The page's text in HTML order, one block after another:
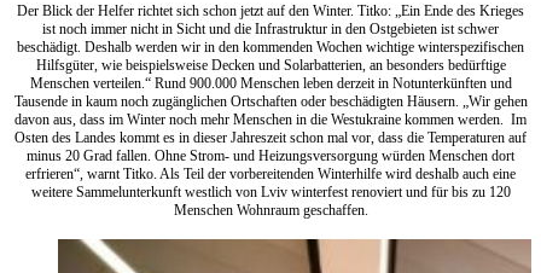
Der Blick der Helfer richtet sich schon jetzt auf den Winter. Titko: „Ein Ende des Krieges
ist noch immer nicht in Sicht und die Infrastruktur in den Ostgebieten ist schwer
beschädigt. Deshalb werden wir in den kommenden Wochen wichtige winterspezifischen
Hilfsgüter, wie beispielsweise Decken und Solarbatterien, an besonders bedürftige
Menschen verteilen.“ Rund 900.000 Menschen leben derzeit in Notunterkünften und
Tausende in kaum noch zugänglichen Ortschaften oder beschädigten Häusern. „Wir gehen
davon aus, dass im Winter noch mehr Menschen in die Westukraine kommen werden. Im
Osten des Landes kommt es in dieser Jahreszeit schon mal vor, dass die Temperaturen auf
minus 20 Grad fallen. Ohne Strom- und Heizungsversorgung würden Menschen dort
erfrieren“, warnt Titko. Als Teil der vorbereitenden Winterhilfe wird deshalb auch eine
weitere Sammelunterkunft westlich von Lviv winterfest renoviert und für bis zu 120
Menschen Wohnraum geschaffen.